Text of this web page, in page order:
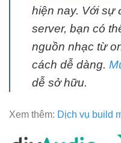
hiện nay. Với sự
server, bạn có
nguồn nhạc từ
cách dễ dàng.
dễ sở hữu.
Xem thêm: Dịch vụ build